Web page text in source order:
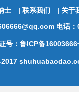
士 | 联系我们 | 关于
电话
号：鲁ICP备
2017